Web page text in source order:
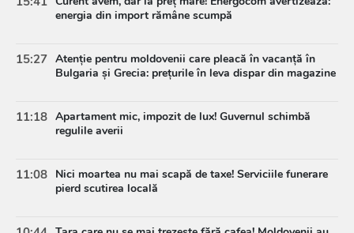
energia din import rămâne scumpă
15:27 Atenție pentru moldovenii care pleacă în vacanță în
Bulgaria și Grecia: prețurile în leva dispar din magazine
11:18 Apartament mic, impozit de lux! Guvernul schimbă
regulile averii
11:08 Nici moartea nu mai scapă de taxe! Serviciile funerare
pierd scutirea locală